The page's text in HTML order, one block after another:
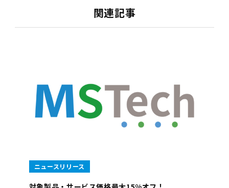
関連記事
ニュースリリース